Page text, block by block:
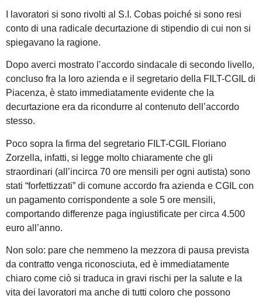
I lavoratori si sono rivolti al S.I. Cobas poiché si sono resi
conto di una radicale decurtazione di stipendio di cui non si
spiegavano la ragione.
Dopo averci mostrato l’accordo sindacale di secondo livello,
concluso fra la loro azienda e il segretario della FILT-CGIL di
Piacenza, è stato immediatamente evidente che la
decurtazione era da ricondurre al contenuto dell’accordo
stesso.
Poco sopra la firma del segretario FILT-CGIL Floriano
Zorzella, infatti, si legge molto chiaramente che gli
straordinari (all’incirca 70 ore mensili per ogni autista) sono
stati “forfettizzati” di comune accordo fra azienda e CGIL con
un pagamento corrispondente a sole 5 ore mensili,
comportando differenze paga ingiustificate per circa 4.500
euro all’anno.
Non solo: pare che nemmeno la mezzora di pausa prevista
da contratto venga riconosciuta, ed è immediatamente
chiaro come ciò si traduca in gravi rischi per la salute e la
vita dei lavoratori ma anche di tutti coloro che possono